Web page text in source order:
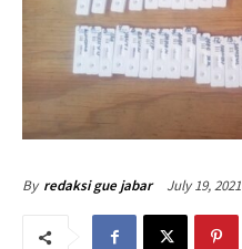
By redaksi gue jabar July 19, 2021